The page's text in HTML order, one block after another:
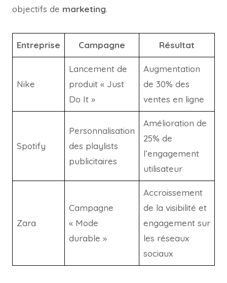
objectifs de marketing.
Entreprise Campagne Résultat
Nike
Lancement de
produit « Just
Do It »
Augmentation
de 30% des
ventes en ligne
Spotify
Personnalisation
des playlists
publicitaires
Amélioration de
25% de
l’engagement
utilisateur
Zara
Campagne
« Mode
durable »
Accroissement
de la visibilité et
engagement sur
les réseaux
sociaux